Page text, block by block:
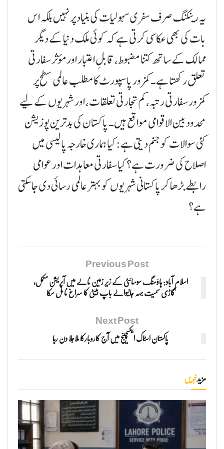
یہ رینکنگ صرف سفری سہولیات کی بنیاد پر نہیں بلکہ اس
بات کی بھی عکاسی کرتی ہے کہ کوئی ملک دنیا کے دیگر
ممالک کے ساتھ کتنا مضبوط، قابلِ اعتبار اور مؤثر سفارتی
تعلق رکھتا ہے۔ کمزور پاسپورٹ کا مطلب عالمی سطح پر
کمزور سفارتی رتبہ، کم تجارتی تعلقات، اور شہریوں کے لیے
محدود بین الاقوامی مواقع ہیں۔ پاکستان کی بدترین پوزیشن
کئی سوالات کو جنم دیتی ہے: کیا ہماری خارجہ پالیسی میں
اصلاح کی ضرورت ہے؟ کیا سفارتی معاہدات اور عوامی
رابطے بڑھا کر پاکستانی شہریوں کو بہتر عالمی رسائی دی جا سکتی
ہے؟
Previous Post
اسلام آباد: ہاؤسنگ سوسائٹی کے زیر زمین نالے میں آپریشن مکمل،
گاڑی سمیت بہہ جانیوالے باپ بیٹی کا سراغ نا مل سکا
Next Post
پاکستان اسٹاک ایکسچینج میں آج کاروبارکا ملاجلا دن رہا
مزیدخبریں